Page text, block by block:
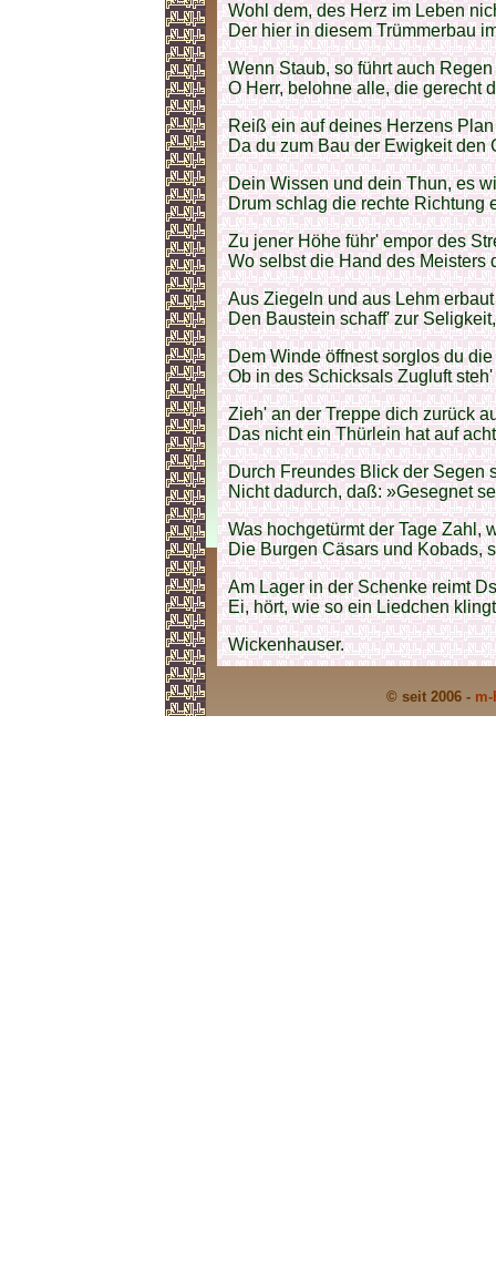
Wohl dem, des Herz im Leben
Der hier in diesem Trümmerbau
Wenn Staub, so führt auch
O Herr, belohne alle, die gerecht
Reiß ein auf deines Herzens
Da du zum Bau der Ewigkeit den
Dein Wissen und dein Thun, es
Drum schlag die rechte Richtung
Zu jener Höhe führ' empor des
Wo selbst die Hand des Meisters
Aus Ziegeln und aus Lehm
Den Baustein schaff' zur
Dem Winde öffnest sorglos du
Ob in des Schicksals Zugluft
Zieh' an der Treppe dich zurück
Das nicht ein Thürlein hat auf
Durch Freundes Blick der Segen
Nicht dadurch, daß: »Gesegnet
Was hochgetürmt der Tage Zahl,
Die Burgen Cäsars und Kobads,
Am Lager in der Schenke reimt
Ei, hört, wie so ein Liedchen
Wickenhauser.
© seit 2006 -